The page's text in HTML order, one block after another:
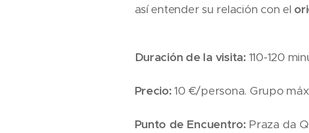
así entender su relación con el
Duración de la visita: 110-120
Precio:10 €/persona. Grupo
Punto de Encuentro: Praza da